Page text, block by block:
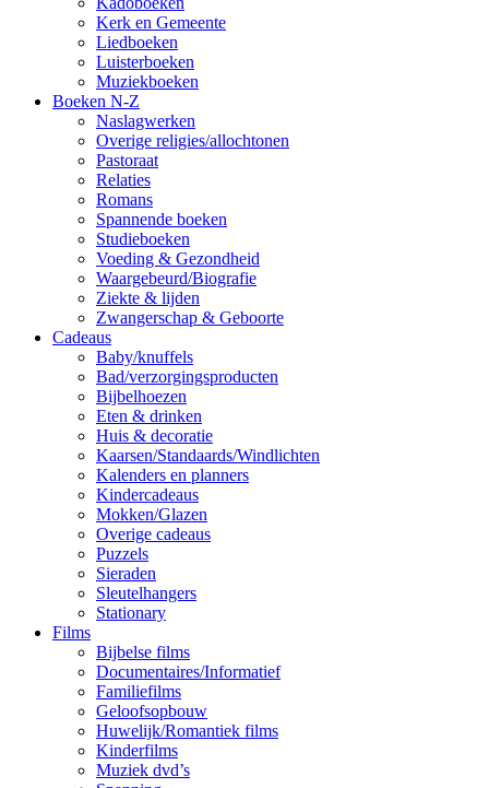
Kerk en Gemeente
Liedboeken
Luisterboeken
Muziekboeken
Boeken N-Z
Naslagwerken
Overige religies/allochtonen
Pastoraat
Relaties
Romans
Spannende boeken
Studieboeken
Voeding & Gezondheid
Waargebeurd/Biografie
Ziekte & lijden
Zwangerschap & Geboorte
Cadeaus
Baby/knuffels
Bad/verzorgingsproducten
Bijbelhoezen
Eten & drinken
Huis & decoratie
Kaarsen/Standaards/Windlichten
Kalenders en planners
Kindercadeaus
Mokken/Glazen
Overige cadeaus
Puzzels
Sieraden
Sleutelhangers
Stationary
Films
Bijbelse films
Documentaires/Informatief
Familiefilms
Geloofsopbouw
Huwelijk/Romantiek films
Kinderfilms
Muziek dvd’s